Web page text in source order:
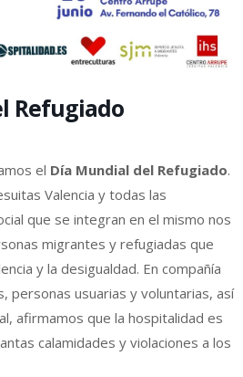
Refugiado
el Día Mundial del Refugiado.
Valencia y todas las
que se integran en el mismo nos
migrantes y refugiadas que
y la desigualdad. En compañía
personas usuarias y voluntarias, así
afirmamos que la hospitalidad es
calamidades y violaciones a los